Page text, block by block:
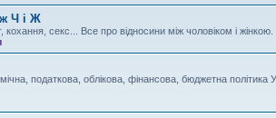
Ч і Ж
кохання, секс... Все про відносини між чоловіком і жінкою.
податкова, облікова, фінансова, бюджетна політика